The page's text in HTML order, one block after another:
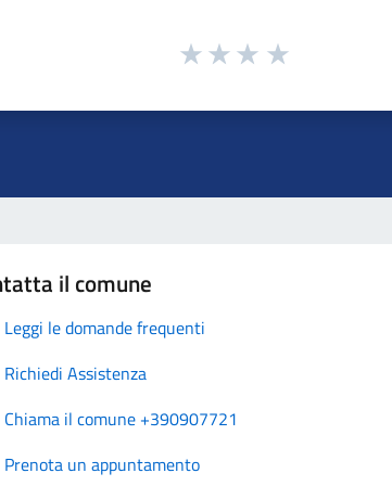
il comune
Leggi le domande frequenti
Richiedi Assistenza
Chiama il comune +390907721
Prenota un appuntamento